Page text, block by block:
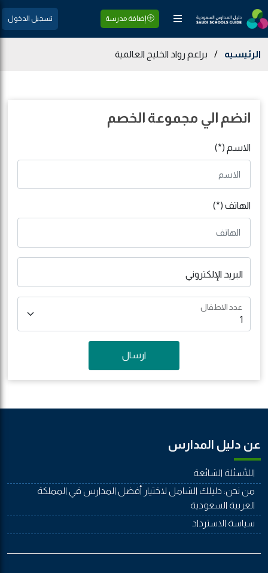
إضافة مدرسة تسجيل الدخول
الرئيسيه / براعم رواد الخليج العالمية
انضم الي مجموعة الخصم
الاسم (*)
الهاتف (*)
البريد الإلكتروني
عدد الاطفال
ارسال
عن دليل المدارس
اللأسئلة الشائعة
من نحن: دليلك الشامل لاختيار أفضل المدارس في المملكة
العربية السعودية
سياسة الاسترداد